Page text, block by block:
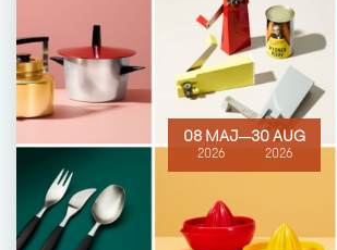
08 MAJ
2026
─30 AUG
2026